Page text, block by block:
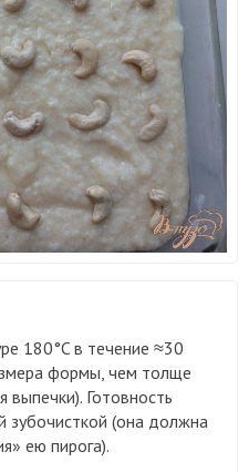
180°C в течение ≈30
формы, чем толще
Готовность
зубочисткой (она должна
ею пирога).